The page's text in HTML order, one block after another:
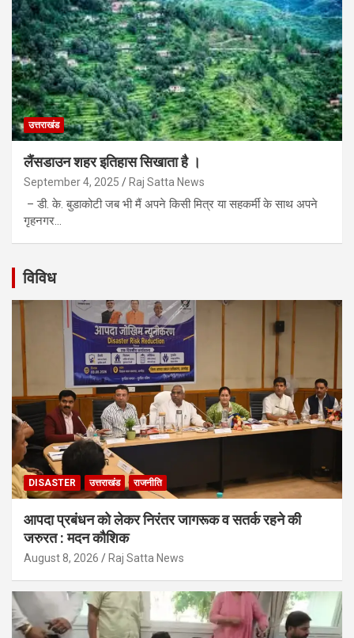
उत्तराखंड
लैंसडाउन शहर इतिहास सिखाता है ।
September 4, 2025 Raj Satta News
– डी. के. बुडाकोटी जब भी मैं अपने किसी मित्र या सहकर्मी के साथ अपने
गृहनगर…
विविध
DISASTER उत्तराखंड राजनीति
आपदा प्रबंधन को लेकर निरंतर जागरूक व सतर्क रहने की
जरुरत : मदन कौशिक
August 8, 2026 Raj Satta News